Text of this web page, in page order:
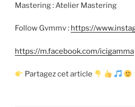
Mastering : Atelier Mastering
Follow Gvmmv : https://
https://m.facebook.com/icigamma
Partagez cet article